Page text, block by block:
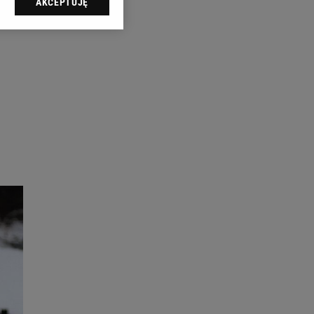
sp. z o.o., jej
swoje preferencje
danych poprzez
Zmiana ustawień
celów identyfikacji.
reklam i treści,